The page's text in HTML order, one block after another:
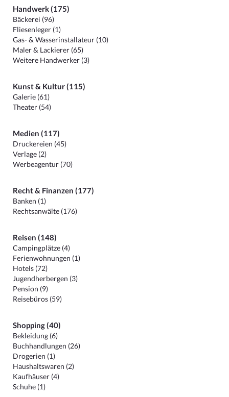
Handwerk (175)
Bäckerei (96)
Fliesenleger (1)
Gas- & Wasserinstallateur (10)
Maler & Lackierer (65)
Weitere Handwerker (3)
Kunst & Kultur (115)
Galerie (61)
Theater (54)
Medien (117)
Druckereien (45)
Verlage (2)
Werbeagentur (70)
Recht & Finanzen (177)
Banken (1)
Rechtsanwälte (176)
Reisen (148)
Campingplätze (4)
Ferienwohnungen (1)
Hotels (72)
Jugendherbergen (3)
Pension (9)
Reisebüros (59)
Shopping (40)
Bekleidung (6)
Buchhandlungen (26)
Drogerien (1)
Haushaltswaren (2)
Kaufhäuser (4)
Schuhe (1)